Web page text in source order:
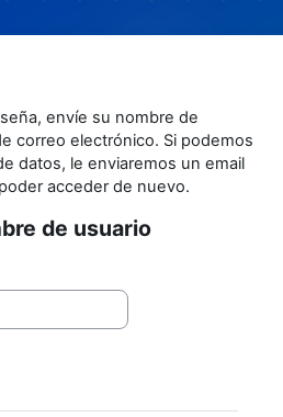
envíe su nombre de
correo electrónico. Si podemos
datos, le enviaremos un email
acceder de nuevo.
de usuario
de usuario